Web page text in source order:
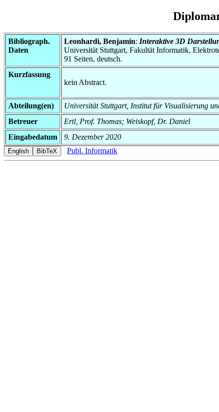
Bibliograph.
Daten
Leonhardi, Benjamin: Interaktive 3D
Universität Stuttgart, Fakultät Informatik,
91 Seiten, deutsch.
Kurzfassung
kein Abstract.
Abteilung(en)
Universität Stuttgart, Institut für Visualisierung
Betreuer
Ertl, Prof. Thomas; Weiskopf, Dr. Daniel
Eingabedatum
9. Dezember 2020
Publ. Informatik